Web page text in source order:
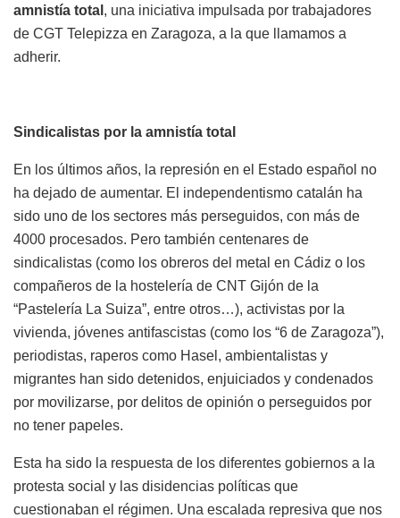
amnistía total , una iniciativa impulsada por trabajadores
de CGT Telepizza en Zaragoza, a la que llamamos a
adherir.
Sindicalistas por la amnistía total
En los últimos años, la represión en el Estado español no
ha dejado de aumentar. El independentismo catalán ha
sido uno de los sectores más perseguidos, con más de
4000 procesados. Pero también centenares de
sindicalistas (como los obreros del metal en Cádiz o los
compañeros de la hostelería de CNT Gijón de la
“Pastelería La Suiza”, entre otros…), activistas por la
vivienda, jóvenes antifascistas (como los “6 de Zaragoza”),
periodistas, raperos como Hasel, ambientalistas y
migrantes han sido detenidos, enjuiciados y condenados
por movilizarse, por delitos de opinión o perseguidos por
no tener papeles.
Esta ha sido la respuesta de los diferentes gobiernos a la
protesta social y las disidencias políticas que
cuestionaban el régimen. Una escalada represiva que nos